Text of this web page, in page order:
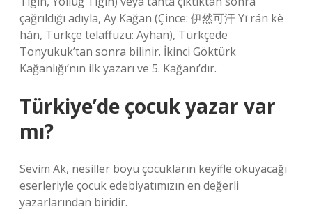
çağrıldığı adıyla, Ay Kağan (Çince: 伊然可汗 Yī rán kè
hán, Türkçe telaffuzu: Ayhan), Türkçede
Tonyukuk’tan sonra bilinir. İkinci Göktürk
Kağanlığı’nın ilk yazarı ve 5. Kağanı’dır.
Türkiye’de çocuk yazar var
mı?
Sevim Ak, nesiller boyu çocukların keyifle okuyacağı
eserleriyle çocuk edebiyatımızın en değerli
yazarlarından biridir.